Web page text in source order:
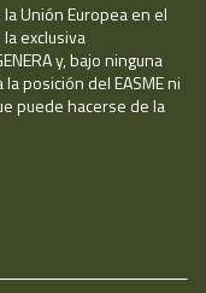
Unión Europea en el
exclusiva
y, bajo ninguna
posición del EASME ni
puede hacerse de la